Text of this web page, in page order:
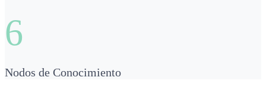
6
Nodos de Conocimiento